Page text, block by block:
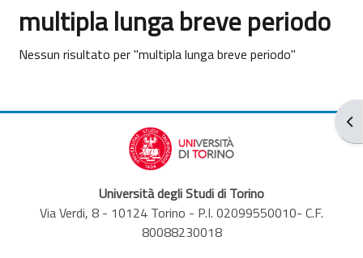
multipla lunga breve periodo
Nessun risultato per "multipla lunga breve periodo"
Università degli Studi di Torino
Via Verdi, 8 - 10124 Torino - P.I. 02099550010- C.F.
80088230018